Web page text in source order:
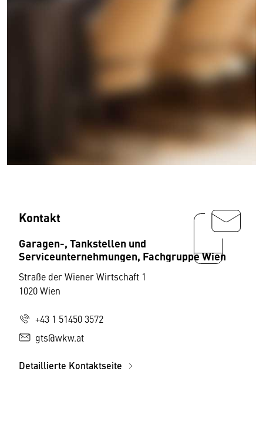
Kontakt
Garagen-, Tankstellen und
Serviceunternehmungen, Fachgruppe Wien
Straße der Wiener Wirtschaft 1
1020 Wien
+43 1 51450 3572
gts@wkw.at
Detaillierte Kontaktseite